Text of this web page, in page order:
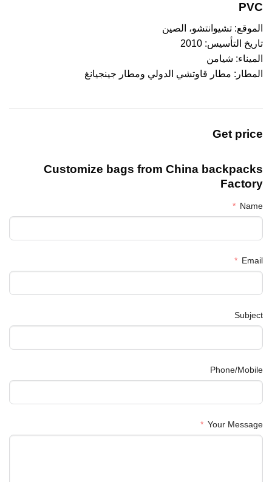
PVC
الموقع: تشيوانتشو، الصين
تاريخ التأسيس: 2010
الميناء: شيامن
المطار: مطار قاوتشي الدولي ومطار جينجيانغ
Get price
Customize bags from China backpacks
Factory
Name
Email
Subject
Phone/Mobile
Your Message